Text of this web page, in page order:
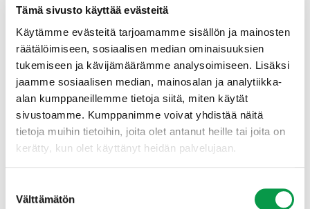
Tämä sivusto käyttää evästeitä
Käytämme evästeitä tarjoamamme sisällön ja mainosten
räätälöimiseen, sosiaalisen median ominaisuuksien
tukemiseen ja kävijämäärämme analysoimiseen. Lisäksi
jaamme sosiaalisen median, mainosalan ja analytiikka-
alan kumppaneillemme tietoja siitä, miten käytät
sivustoamme. Kumppanimme voivat yhdistää näitä
tietoja muihin tietoihin, joita olet antanut heille tai joita on
kerätty, kun olet käyttänyt heidän palvelujaan.
valinta
Välttämätön